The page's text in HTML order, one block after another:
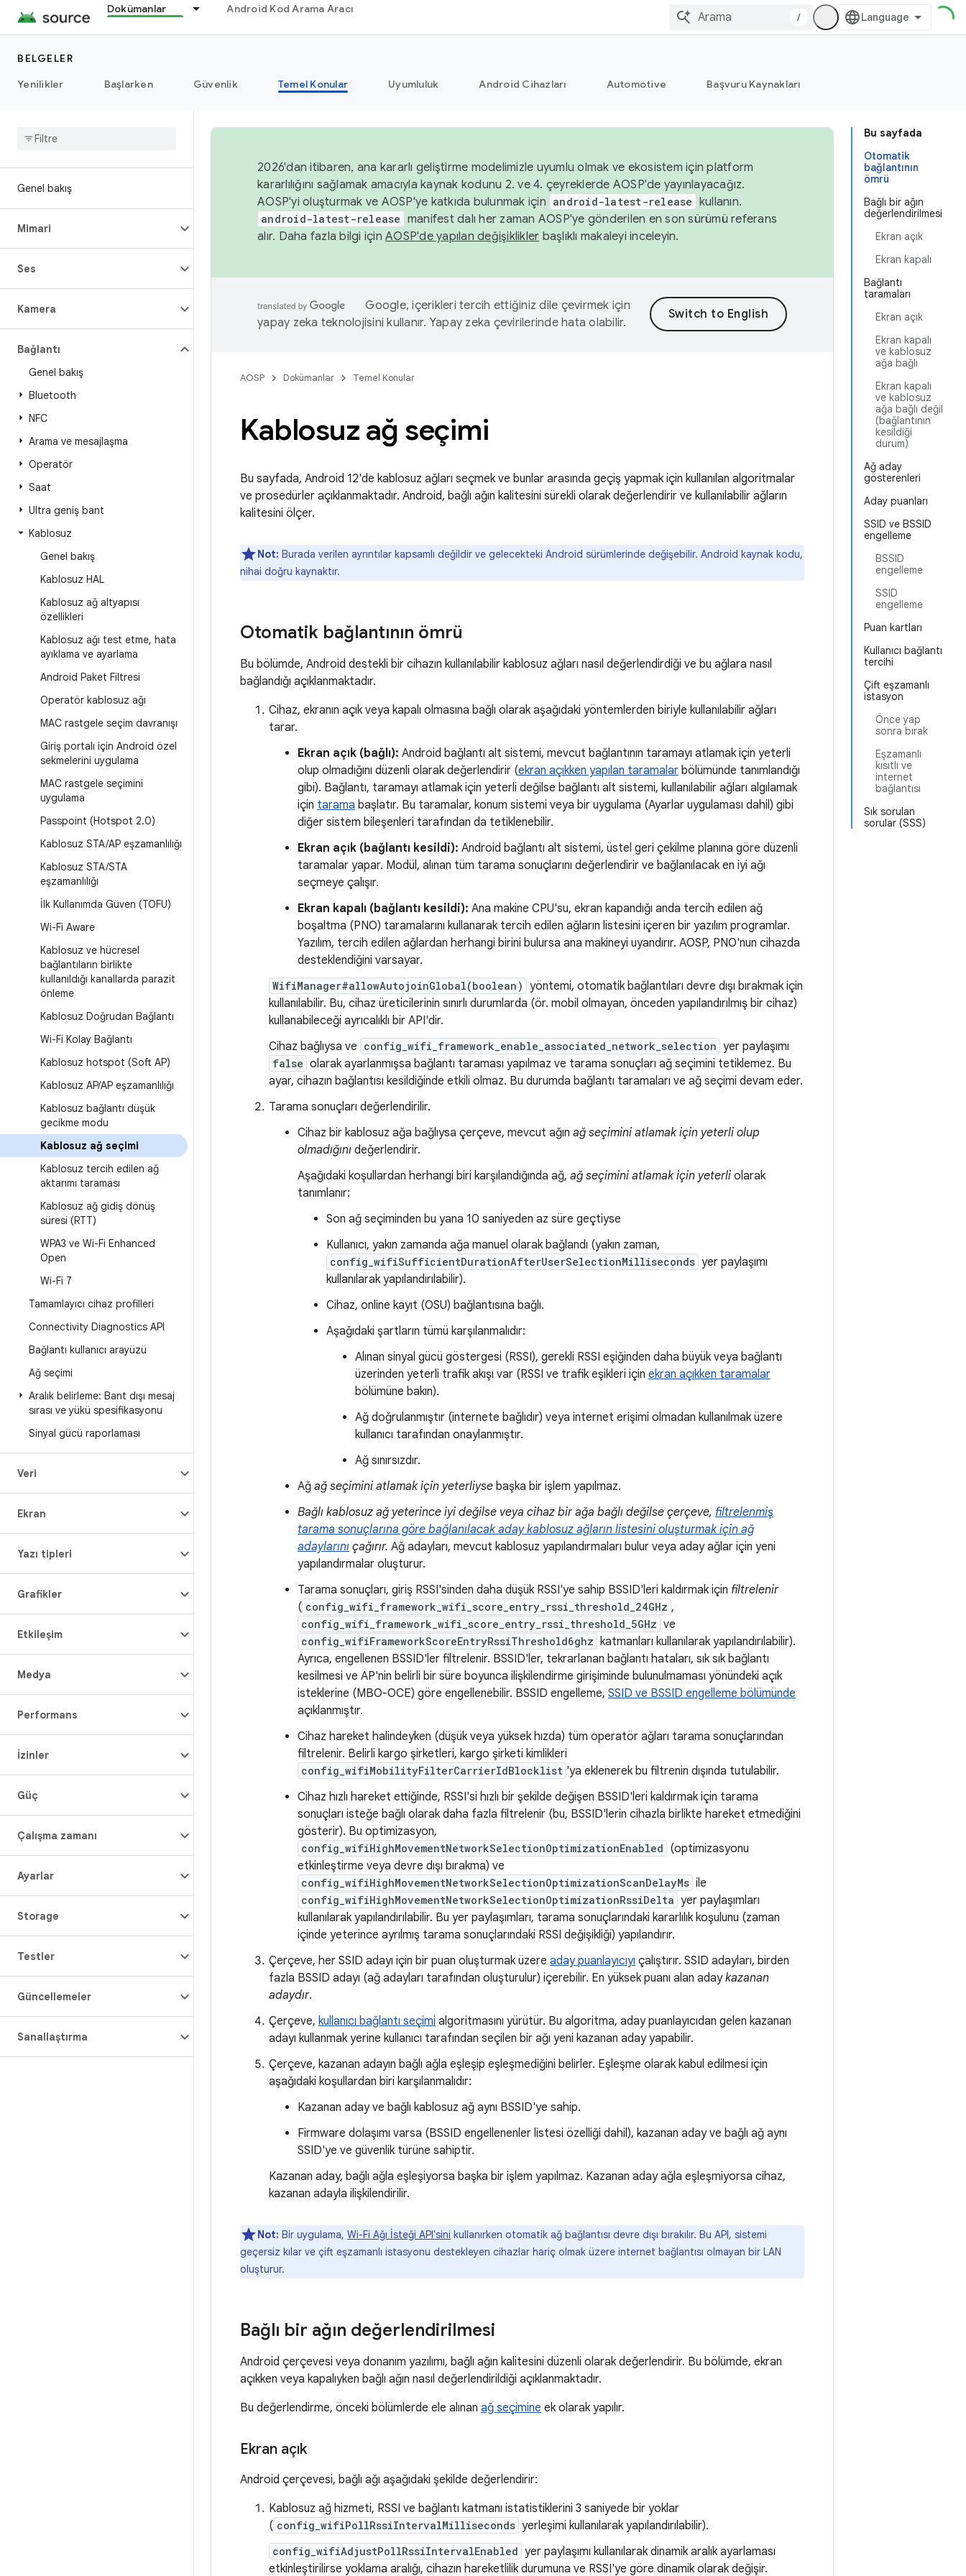
Dokümanlar Android Kod Arama Aracı
/
BELGELER
Yenilikler
Başlarken Güvenlik Temel Konular Uyumluluk Android Cihazları Automotive Başvuru Kaynakları
Genel bakış
Mimari
Ses
Kamera
Bağlantı
Genel bakış
Bluetooth
NFC
Arama ve mesajlaşma
Operatör
Saat
Ultra geniş bant
Kablosuz
Genel bakış
Kablosuz HAL
Kablosuz ağ altyapısı
özellikleri
Kablosuz ağı test etme, hata
ayıklama ve ayarlama
Android Paket Filtresi
Operatör kablosuz ağı
MAC rastgele seçim davranışı
Giriş portalı için Android özel
sekmelerini uygulama
MAC rastgele seçimini
uygulama
Passpoint (Hotspot 2.0)
Kablosuz STA/AP eşzamanlılığı
Kablosuz STA/STA
eşzamanlılığı
İlk Kullanımda Güven (TOFU)
Wi-Fi Aware
Kablosuz ve hücresel
bağlantıların birlikte
kullanıldığı kanallarda parazit
önleme
Kablosuz Doğrudan Bağlantı
Wi-Fi Kolay Bağlantı
Kablosuz hotspot (Soft AP)
Kablosuz AP/AP eşzamanlılığı
Kablosuz bağlantı düşük
gecikme modu
Kablosuz ağ seçimi
Kablosuz tercih edilen ağ
aktarımı taraması
Kablosuz ağ gidiş dönüş
süresi (RTT)
WPA3 ve Wi-Fi Enhanced
Open
Wi-Fi 7
Tamamlayıcı cihaz profilleri
Connectivity Diagnostics API
Bağlantı kullanıcı arayüzü
Ağ seçimi
Aralık belirleme: Bant dışı mesaj
sırası ve yükü spesifikasyonu
Sinyal gücü raporlaması
Veri
Ekran
Yazı tipleri
Grafikler
Etkileşim
Medya
Performans
İzinler
Güç
Çalışma zamanı
Ayarlar
Storage
Testler
Güncellemeler
Sanallaştırma
Bu sayfada
Otomatik
bağlantının
ömrü
Bağlı bir ağın
değerlendirilmesi
Ekran açık
Ekran kapalı
Bağlantı
taramaları
Ekran açık
Ekran kapalı
ve kablosuz
ağa bağlı
Ekran kapalı
ve kablosuz
ağa bağlı değil
(bağlantının
kesildiği
durum)
Ağ aday
gösterenleri
Aday puanları
SSID ve BSSID
engelleme
BSSID
engelleme
SSID
engelleme
Puan kartları
Kullanıcı bağlantı
tercihi
Çift eşzamanlı
istasyon
Önce yap
sonra bırak
Eşzamanlı
kısıtlı ve
internet
bağlantısı
Sık sorulan
sorular (SSS)
2026'dan itibaren, ana kararlı geliştirme modelimizle uyumlu olmak ve ekosistem için platform
kararlılığını sağlamak amacıyla kaynak kodunu 2. ve 4. çeyreklerde AOSP'de yayınlayacağız.
AOSP'yi oluşturmak ve AOSP'ye katkıda bulunmak için android-latest-release kullanın.
android-latest-release manifest dalı her zaman AOSP'ye gönderilen en son sürümü referans
alır. Daha fazla bilgi için AOSP'de yapılan değişiklikler başlıklı makaleyi inceleyin.
Google, içerikleri tercih ettiğiniz dile çevirmek için
yapay zeka teknolojisini kullanır. Yapay zeka çevirilerinde hata olabilir.
AOSP Dokümanlar Temel Konular
Kablosuz ağ seçimi
Bu sayfada, Android 12'de kablosuz ağları seçmek ve bunlar arasında geçiş yapmak için kullanılan algoritmalar
ve prosedürler açıklanmaktadır. Android, bağlı ağın kalitesini sürekli olarak değerlendirir ve kullanılabilir ağların
kalitesini ölçer.
Not: Burada verilen ayrıntılar kapsamlı değildir ve gelecekteki Android sürümlerinde değişebilir. Android kaynak kodu,
nihai doğru kaynaktır.
Otomatik bağlantının ömrü
Bu bölümde, Android destekli bir cihazın kullanılabilir kablosuz ağları nasıl değerlendirdiği ve bu ağlara nasıl
bağlandığı açıklanmaktadır.
Cihaz, ekranın açık veya kapalı olmasına bağlı olarak aşağıdaki yöntemlerden biriyle kullanılabilir ağları
tarar.
Ekran açık (bağlı): Android bağlantı alt sistemi, mevcut bağlantının taramayı atlamak için yeterli
olup olmadığını düzenli olarak değerlendirir (ekran açıkken yapılan taramalar bölümünde tanımlandığı
gibi). Bağlantı, taramayı atlamak için yeterli değilse bağlantı alt sistemi, kullanılabilir ağları algılamak
için tarama başlatır. Bu taramalar, konum sistemi veya bir uygulama (Ayarlar uygulaması dahil) gibi
diğer sistem bileşenleri tarafından da tetiklenebilir.
Ekran açık (bağlantı kesildi): Android bağlantı alt sistemi, üstel geri çekilme planına göre düzenli
taramalar yapar. Modül, alınan tüm tarama sonuçlarını değerlendirir ve bağlanılacak en iyi ağı
seçmeye çalışır.
Ekran kapalı (bağlantı kesildi): Ana makine CPU'su, ekran kapandığı anda tercih edilen ağ
boşaltma (PNO) taramalarını kullanarak tercih edilen ağların listesini içeren bir yazılım programlar.
Yazılım, tercih edilen ağlardan herhangi birini bulursa ana makineyi uyandırır. AOSP, PNO'nun cihazda
desteklendiğini varsayar.
WifiManager#allowAutojoinGlobal(boolean) yöntemi, otomatik bağlantıları devre dışı bırakmak için
kullanılabilir. Bu, cihaz üreticilerinin sınırlı durumlarda (ör. mobil olmayan, önceden yapılandırılmış bir cihaz)
kullanabileceği ayrıcalıklı bir API'dir.
Cihaz bağlıysa ve config_wifi_framework_enable_associated_network_selection yer paylaşımı
false olarak ayarlanmışsa bağlantı taraması yapılmaz ve tarama sonuçları ağ seçimini tetiklemez. Bu
ayar, cihazın bağlantısı kesildiğinde etkili olmaz. Bu durumda bağlantı taramaları ve ağ seçimi devam eder.
Tarama sonuçları değerlendirilir.
Cihaz bir kablosuz ağa bağlıysa çerçeve, mevcut ağın ağ seçimini atlamak için yeterli olup
olmadığını değerlendirir.
Aşağıdaki koşullardan herhangi biri karşılandığında ağ, ağ seçimini atlamak için yeterli olarak
tanımlanır:
Son ağ seçiminden bu yana 10 saniyeden az süre geçtiyse
Kullanıcı, yakın zamanda ağa manuel olarak bağlandı (yakın zaman,
config_wifiSufficientDurationAfterUserSelectionMilliseconds yer paylaşımı
kullanılarak yapılandırılabilir).
Cihaz, online kayıt (OSU) bağlantısına bağlı.
Aşağıdaki şartların tümü karşılanmalıdır:
Alınan sinyal gücü göstergesi (RSSI), gerekli RSSI eşiğinden daha büyük veya bağlantı
üzerinden yeterli trafik akışı var (RSSI ve trafik eşikleri için ekran açıkken taramalar
bölümüne bakın).
Ağ doğrulanmıştır (internete bağlıdır) veya internet erişimi olmadan kullanılmak üzere
kullanıcı tarafından onaylanmıştır.
Ağ sınırsızdır.
Ağ ağ seçimini atlamak için yeterliyse başka bir işlem yapılmaz.
Bağlı kablosuz ağ yeterince iyi değilse veya cihaz bir ağa bağlı değilse çerçeve, filtrelenmiş
tarama sonuçlarına göre bağlanılacak aday kablosuz ağların listesini oluşturmak için ağ
adaylarını çağırır. Ağ adayları, mevcut kablosuz yapılandırmaları bulur veya aday ağlar için yeni
yapılandırmalar oluşturur.
Tarama sonuçları, giriş RSSI'sinden daha düşük RSSI'ye sahip BSSID'leri kaldırmak için filtrelenir
( config_wifi_framework_wifi_score_entry_rssi_threshold_24GHz ,
config_wifi_framework_wifi_score_entry_rssi_threshold_5GHz ve
config_wifiFrameworkScoreEntryRssiThreshold6ghz katmanları kullanılarak yapılandırılabilir).
Ayrıca, engellenen BSSID'ler filtrelenir. BSSID'ler, tekrarlanan bağlantı hataları, sık sık bağlantı
kesilmesi ve AP'nin belirli bir süre boyunca ilişkilendirme girişiminde bulunulmaması yönündeki açık
isteklerine (MBO-OCE) göre engellenebilir. BSSID engelleme, SSID ve BSSID engelleme bölümünde
açıklanmıştır.
Cihaz hareket halindeyken (düşük veya yüksek hızda) tüm operatör ağları tarama sonuçlarından
filtrelenir. Belirli kargo şirketleri, kargo şirketi kimlikleri
config_wifiMobilityFilterCarrierIdBlocklist 'ya eklenerek bu filtrenin dışında tutulabilir.
Cihaz hızlı hareket ettiğinde, RSSI'si hızlı bir şekilde değişen BSSID'leri kaldırmak için tarama
sonuçları isteğe bağlı olarak daha fazla filtrelenir (bu, BSSID'lerin cihazla birlikte hareket etmediğini
gösterir). Bu optimizasyon,
config_wifiHighMovementNetworkSelectionOptimizationEnabled (optimizasyonu
etkinleştirme veya devre dışı bırakma) ve
config_wifiHighMovementNetworkSelectionOptimizationScanDelayMs ile
config_wifiHighMovementNetworkSelectionOptimizationRssiDelta yer paylaşımları
kullanılarak yapılandırılabilir. Bu yer paylaşımları, tarama sonuçlarındaki kararlılık koşulunu (zaman
içinde yeterince ayrılmış tarama sonuçlarındaki RSSI değişikliği) yapılandırır.
Çerçeve, her SSID adayı için bir puan oluşturmak üzere aday puanlayıcıyı çalıştırır. SSID adayları, birden
fazla BSSID adayı (ağ adayları tarafından oluşturulur) içerebilir. En yüksek puanı alan adaykazanan
adaydır.
Çerçeve, kullanıcı bağlantı seçimi algoritmasını yürütür. Bu algoritma, aday puanlayıcıdan gelen kazanan
adayı kullanmak yerine kullanıcı tarafından seçilen bir ağı yeni kazanan aday yapabilir.
Çerçeve, kazanan adayın bağlı ağla eşleşip eşleşmediğini belirler. Eşleşme olarak kabul edilmesi için
aşağıdaki koşullardan biri karşılanmalıdır:
Kazanan aday ve bağlı kablosuz ağ aynı BSSID'ye sahip.
Firmware dolaşımı varsa (BSSID engellenenler listesi özelliği dahil), kazanan aday ve bağlı ağ aynı
SSID'ye ve güvenlik türüne sahiptir.
Kazanan aday, bağlı ağla eşleşiyorsa başka bir işlem yapılmaz. Kazanan aday ağla eşleşmiyorsa cihaz,
kazanan adayla ilişkilendirilir.
Not: Bir uygulama, Wi-Fi Ağı İsteği API'sini kullanırken otomatik ağ bağlantısı devre dışı bırakılır. Bu API, sistemi
geçersiz kılar ve çift eşzamanlı istasyonu destekleyen cihazlar hariç olmak üzere internet bağlantısı olmayan bir LAN
oluşturur.
Bağlı bir ağın değerlendirilmesi
Android çerçevesi veya donanım yazılımı, bağlı ağın kalitesini düzenli olarak değerlendirir. Bu bölümde, ekran
açıkken veya kapalıyken bağlı ağın nasıl değerlendirildiği açıklanmaktadır.
Bu değerlendirme, önceki bölümlerde ele alınan ağ seçimine ek olarak yapılır.
Ekran açık
Android çerçevesi, bağlı ağı aşağıdaki şekilde değerlendirir:
Kablosuz ağ hizmeti, RSSI ve bağlantı katmanı istatistiklerini 3 saniyede bir yoklar
( config_wifiPollRssiIntervalMilliseconds yerleşimi kullanılarak yapılandırılabilir).
config_wifiAdjustPollRssiIntervalEnabled yer paylaşımı kullanılarak dinamik aralık ayarlaması
etkinleştirilirse yoklama aralığı, cihazın hareketlilik durumuna ve RSSI'ye göre dinamik olarak değişir.